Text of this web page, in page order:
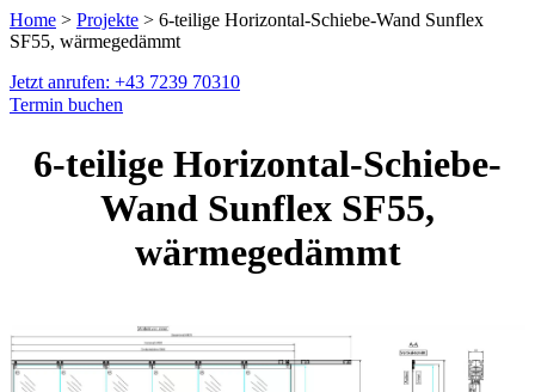
Home > Projekte > 6-teilige Horizontal-Schiebe-Wand Sunflex
SF55, wärmegedämmt
Jetzt anrufen: +43 7239 70310
Termin buchen
6-teilige Horizontal-Schiebe-
Wand Sunflex SF55,
wärmegedämmt